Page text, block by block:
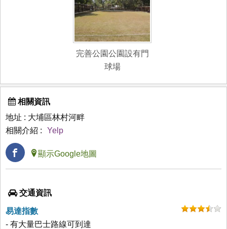
完善公園公園設有門
球場
相關資訊
地址 : 大埔區林村河畔
相關介紹 :
Yelp
顯示Google地圖
交通資訊
易達指數
- 有大量巴士路線可到達